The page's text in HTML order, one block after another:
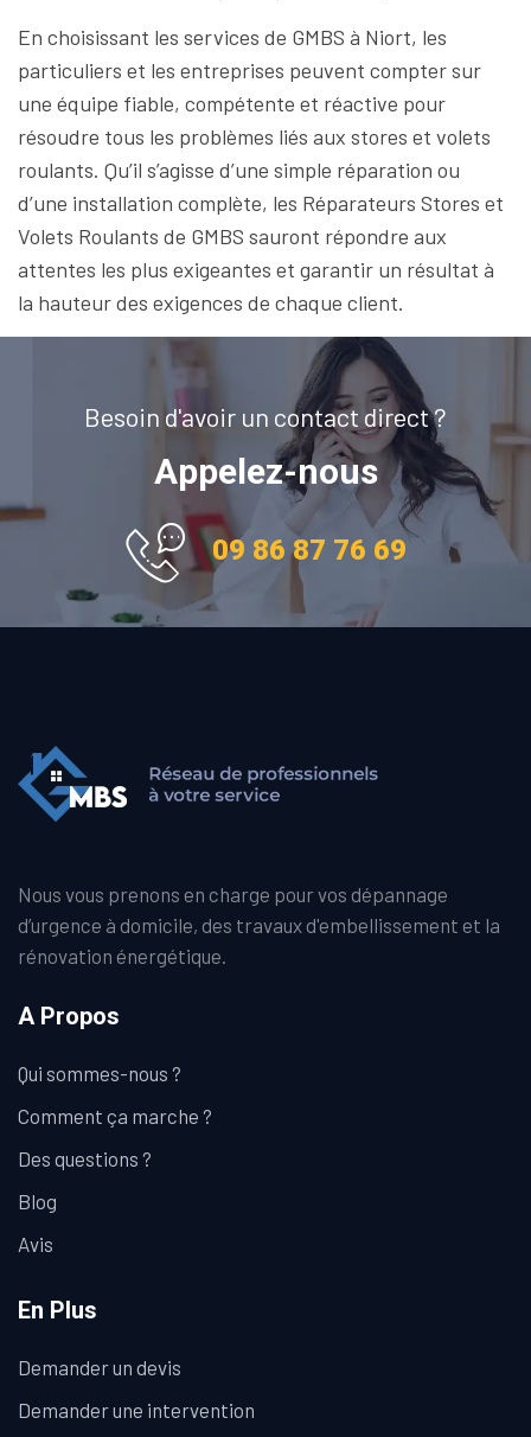
En choisissant les services de GMBS à Niort, les
particuliers et les entreprises peuvent compter sur
une équipe fiable, compétente et réactive pour
résoudre tous les problèmes liés aux stores et volets
roulants. Qu’il s’agisse d’une simple réparation ou
d’une installation complète, les Réparateurs Stores et
Volets Roulants de GMBS sauront répondre aux
attentes les plus exigeantes et garantir un résultat à
la hauteur des exigences de chaque client.
Besoin d'avoir un contact direct ?
Appelez-nous
09 86 87 76 69
Nous vous prenons en charge pour vos dépannage
d’urgence à domicile, des travaux d'embellissement et la
rénovation énergétique.
A Propos
Qui sommes-nous ?
Comment ça marche ?
Des questions ?
Blog
Avis
En Plus
Demander un devis
Demander une intervention